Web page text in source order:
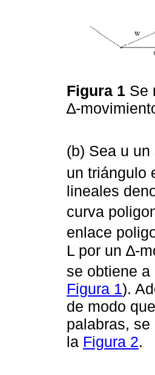
Figura 1 Se
∆-
(b) Sea u
un triángulo
lineales
curva
enlace
L por un ∆-
se obtiene a
Figura 1).
de modo
palabras,
la Figura 2.